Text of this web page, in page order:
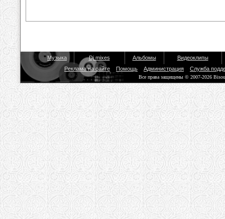
Музыка Dj mixes Альбомы
Видеоклипы
Реклама на сайте
Помощь Администрация Служба
Все права защищены © 2007-2026